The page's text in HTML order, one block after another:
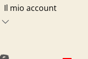
Il mio account